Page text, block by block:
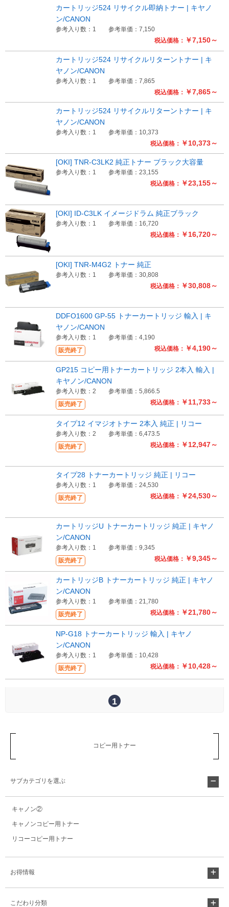
税込価格： ￥7,150～
カートリッジ524 リサイクル即納トナー | キヤノ
ン/CANON
参考入り数：1 参考単価：7,150
税込価格： ￥7,865～
カートリッジ524 リサイクルリターントナー | キ
ヤノン/CANON
参考入り数：1 参考単価：7,865
税込価格： ￥10,373～
カートリッジ524 リサイクルリターントナー | キ
ヤノン/CANON
参考入り数：1 参考単価：10,373
税込価格： ￥23,155～
[OKI] TNR-C3LK2 純正トナー ブラック大容量
参考入り数：1 参考単価：23,155
税込価格： ￥16,720～
[OKI] ID-C3LK イメージドラム 純正ブラック
参考入り数：1 参考単価：16,720
税込価格： ￥30,808～
[OKI] TNR-M4G2 トナー 純正
参考入り数：1 参考単価：30,808
販売終了 税込価格： ￥4,190～
DDFO1600 GP-55 トナーカートリッジ 輸入 | キ
ヤノン/CANON
参考入り数：1 参考単価：4,190
販売終了 税込価格： ￥11,733～
GP215 コピー用トナーカートリッジ 2本入 輸入 |
キヤノン/CANON
参考入り数：2 参考単価：5,866.5
販売終了 税込価格： ￥12,947～
タイプ12 イマジオトナー 2本入 純正 | リコー
参考入り数：2 参考単価：6,473.5
販売終了 税込価格： ￥24,530～
タイプ28 トナーカートリッジ 純正 | リコー
参考入り数：1 参考単価：24,530
販売終了 税込価格： ￥9,345～
カートリッジU トナーカートリッジ 純正 | キヤノ
ン/CANON
参考入り数：1 参考単価：9,345
販売終了 税込価格： ￥21,780～
カートリッジB トナーカートリッジ 純正 | キヤノ
ン/CANON
参考入り数：1 参考単価：21,780
販売終了 税込価格： ￥10,428～
NP-G18 トナーカートリッジ 輸入 | キヤノ
ン/CANON
参考入り数：1 参考単価：10,428
1
コピー用トナー
サブカテゴリを選ぶ
キャノン②
キャノンコピー用トナー
リコーコピー用トナー
お得情報
こだわり分類